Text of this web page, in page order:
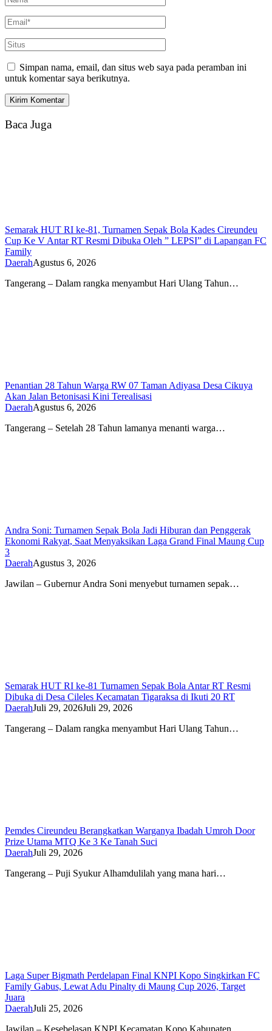
Simpan nama, email, dan situs web saya pada peramban ini
untuk komentar saya berikutnya.
Baca Juga
Semarak HUT RI ke-81, Turnamen Sepak Bola Kades Cireundeu
Cup Ke V Antar RT Resmi Dibuka Oleh ” LEPSI” di Lapangan FC
Family
DaerahAgustus 6, 2026
Tangerang – Dalam rangka menyambut Hari Ulang Tahun…
Penantian 28 Tahun Warga RW 07 Taman Adiyasa Desa Cikuya
Akan Jalan Betonisasi Kini Terealisasi
DaerahAgustus 6, 2026
Tangerang – Setelah 28 Tahun lamanya menanti warga…
Andra Soni: Turnamen Sepak Bola Jadi Hiburan dan Penggerak
Ekonomi Rakyat, Saat Menyaksikan Laga Grand Final Maung Cup
3
DaerahAgustus 3, 2026
Jawilan – Gubernur Andra Soni menyebut turnamen sepak…
Semarak HUT RI ke-81 Turnamen Sepak Bola Antar RT Resmi
Dibuka di Desa Cileles Kecamatan Tigaraksa di Ikuti 20 RT
DaerahJuli 29, 2026Juli 29, 2026
Tangerang – Dalam rangka menyambut Hari Ulang Tahun…
Pemdes Cireundeu Berangkatkan Warganya Ibadah Umroh Door
Prize Utama MTQ Ke 3 Ke Tanah Suci
DaerahJuli 29, 2026
Tangerang – Puji Syukur Alhamdulilah yang mana hari…
Laga Super Bigmath Perdelapan Final KNPI Kopo Singkirkan FC
Family Gabus, Lewat Adu Pinalty di Maung Cup 2026, Target
Juara
DaerahJuli 25, 2026
Jawilan – Kesebelasan KNPI Kecamatan Kopo Kabupaten